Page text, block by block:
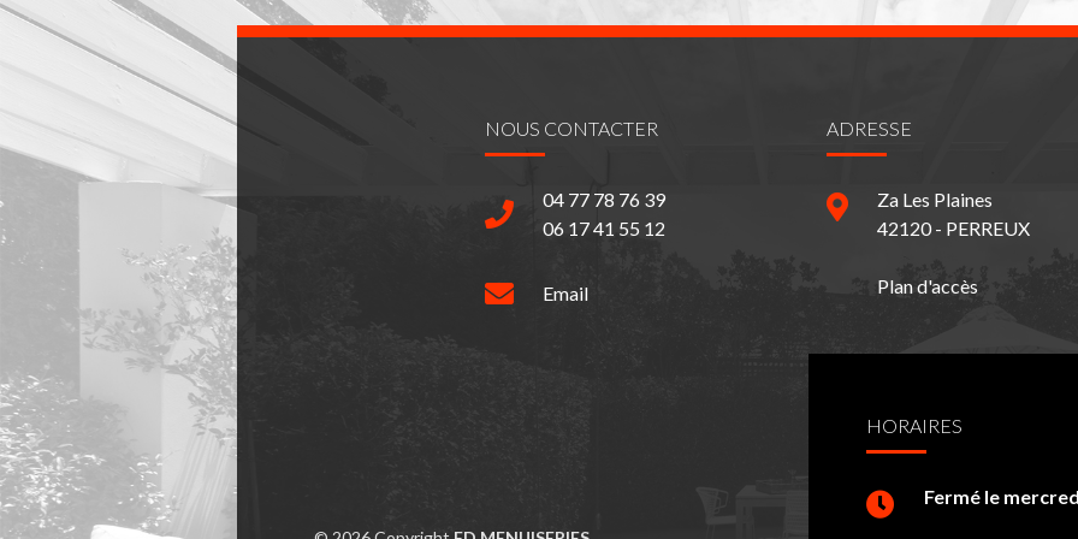
NOUS CONTACTER
04 77 78 76 39
06 17 41 55 12
Email
ADRESSE
Za Les Plaines
42120 - PERREUX
Plan d'accès
HORAIRES
Fermé le